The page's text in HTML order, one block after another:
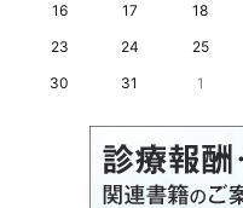
16
17 18
23
24 25
30
31 1